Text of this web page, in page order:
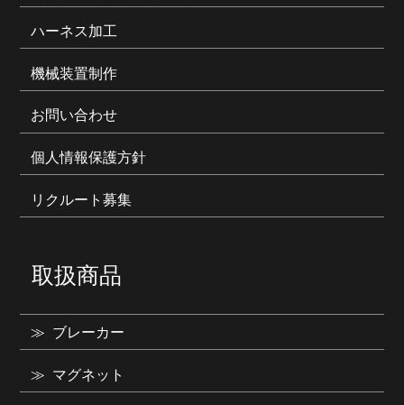
ハーネス加工
機械装置制作
お問い合わせ
個人情報保護方針
リクルート募集
取扱商品
ブレーカー
マグネット